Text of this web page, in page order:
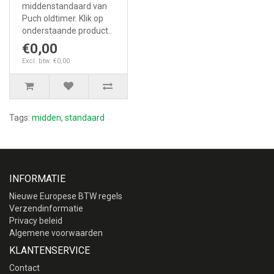
middenstandaard van
Puch oldtimer. Klik op
onderstaande product..
€0,00
Excl. btw: €0,00
Tags: midden, standaard
INFORMATIE
Nieuwe Europese BTW regels
Verzendinformatie
Privacy beleid
Algemene voorwaarden
KLANTENSERVICE
Contact